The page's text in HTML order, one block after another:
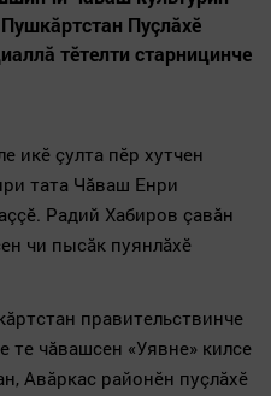
Пуçлăхӗ
тӗтелти старницинче
икӗ çулта пӗр хутчен
тата Чăваш Енри
Радий Хабиров çавăн
чи пысăк пуянлăхӗ
правительствинче
те чăвашсен «Уявне» килсе
Авăркас районӗн пуçлăхӗ